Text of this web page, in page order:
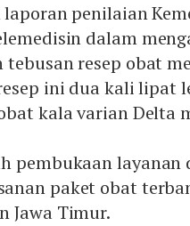
laporan penilaian
dalam
tebusan resep obat
ini dua kali lipat
kala varian Delta
pembukaan layanan
paket obat
Jawa Timur.